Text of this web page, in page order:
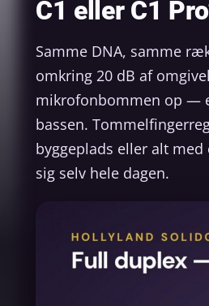
C1 eller C1
Samme DNA, samme
omkring 20 dB af
mikrofonbommen op —
bassen.
byggeplads eller alt
sig selv hele dagen.